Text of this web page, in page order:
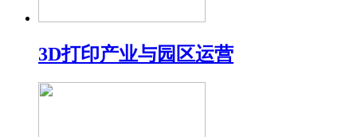
3D打印产业与园区运营